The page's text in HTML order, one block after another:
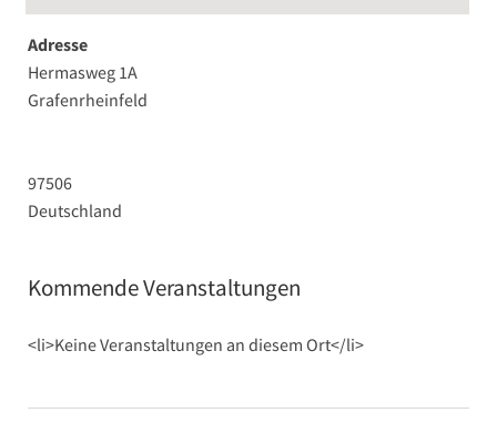
Adresse
Hermasweg 1A
Grafenrheinfeld
97506
Deutschland
Kommende Veranstaltungen
<li>Keine Veranstaltungen an diesem Ort</li>